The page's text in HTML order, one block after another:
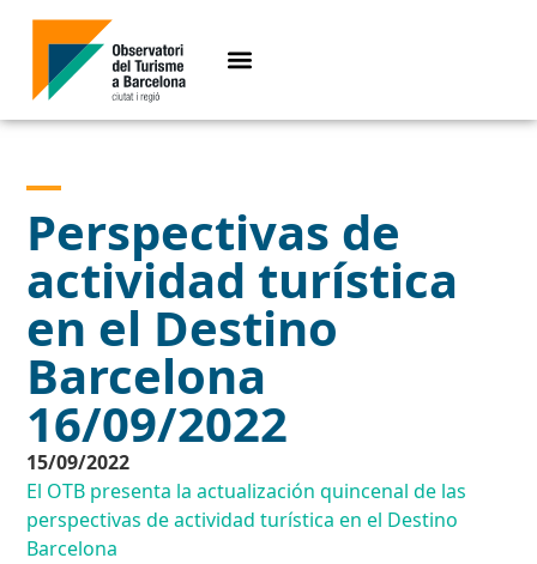
Perspectivas de
actividad turística
en el Destino
Barcelona
16/09/2022
15/09/2022
El OTB presenta la actualización quincenal de las
perspectivas de actividad turística en el Destino
Barcelona